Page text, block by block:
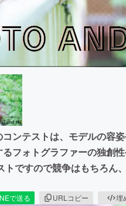
ンテストは、モデルの容
フォトグラファーの独創
ですので競争はもちろん
で送る URLコピー 埋